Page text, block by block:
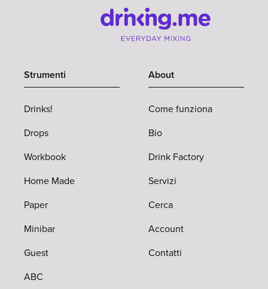
Strumenti
Drinks!
Drops
Workbook
Home Made
Paper
Minibar
Guest
ABC
About
Come funziona
Bio
Drink Factory
Servizi
Cerca
Account
Contatti